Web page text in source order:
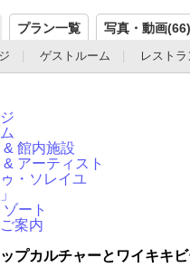
プラン一覧 写真・動画(66)
ゲストルーム レスト
& 館内施設
アーティスト
・ソレイユ
ート
案内
プカルチャーとワイキキ